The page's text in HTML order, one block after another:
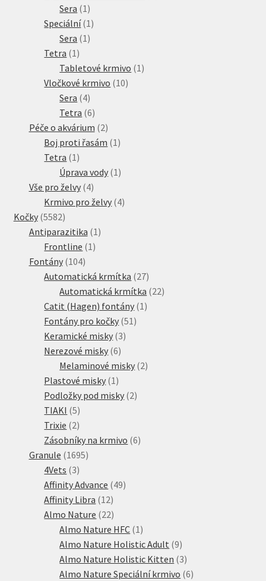
Sera 1 1
produkt
Speciální 1 1
Sera 1 1
Tetra 1 1
produkt
Tabletové krmivo 1 1
Vločkové krmivo 1010
Sera 44
produkty
Tetra 66
produktů
Péče o akvárium 22
produkty
Boj proti řasám 1 1
Tetra 1 1
produkt
Úprava vody 1 1
Vše pro želvy 44
produkty
Krmivo pro želvy 44
Kočky 55825582
produktů
Antiparazitika 1 1
Frontline 1 1
Fontány 104104
produktů
Automatická krmítka 2727
produktů
Automatická krmítka 2222
Catit (Hagen) fontány 1 1
Fontány pro kočky 51 51
Keramické misky 33
Nerezové misky 66
produktů
Melaminové misky 22
Plastové misky 1 1
produkt
Podložky pod misky 22
TIAKI 55
produktů
Trixie 22
produkty
Zásobníky na krmivo 66
Granule 16951695
4Vets 33
produkty
Affinity Advance 4949
Affinity Libra 1212
produktů
Almo Nature 2222
produktů
Almo Nature HFC 1 1
produkt
Almo Nature Holistic Adult 99
produktů
Almo Nature Holistic Kitten 33
produkty
Almo Nature Speciální krmivo 66